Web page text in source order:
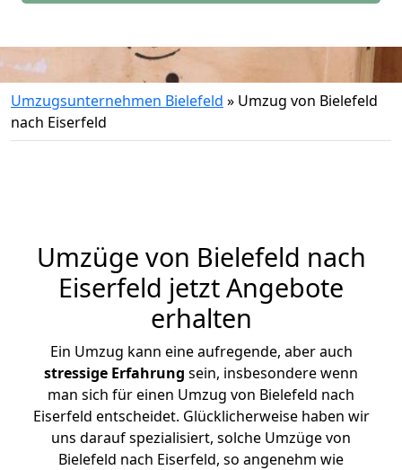
Umzugsunternehmen Bielefeld » Umzug von Bielefeld
nach Eiserfeld
Umzüge von Bielefeld nach
Eiserfeld jetzt Angebote
erhalten
Ein Umzug kann eine aufregende, aber auch
stressige Erfahrung sein, insbesondere wenn
man sich für einen Umzug von Bielefeld nach
Eiserfeld entscheidet. Glücklicherweise haben wir
uns darauf spezialisiert, solche Umzüge von
Bielefeld nach Eiserfeld, so angenehm wie